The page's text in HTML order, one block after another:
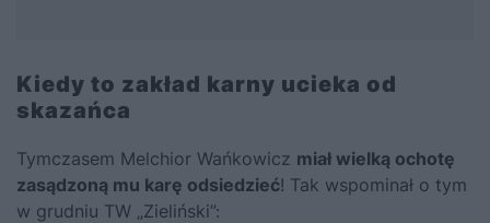
Kiedy to zakład karny ucieka od
skazańca
Tymczasem Melchior Wańkowicz miał wielką ochotę
zasądzoną mu karę odsiedzieć! Tak wspominał o tym
w grudniu TW „Zieliński”: